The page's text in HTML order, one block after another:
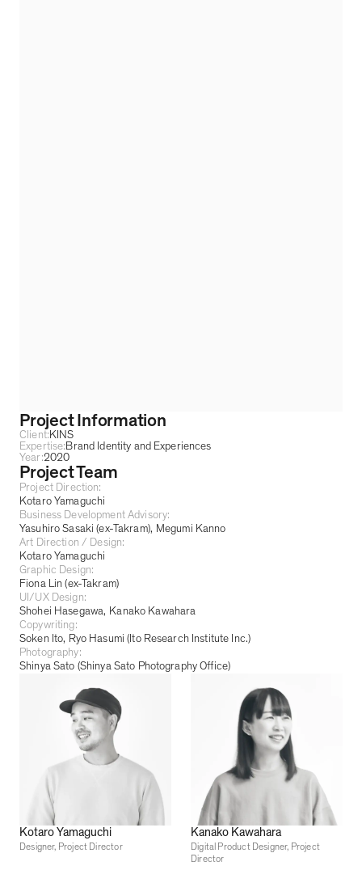
Project Information
Client: KINS
Expertise: Brand Identity and Experiences
Year:2020
Project Team
Project Direction:
Kotaro Yamaguchi
Business Development Advisory:
Yasuhiro Sasaki (ex-Takram)
Megumi Kanno
Art Direction / Design:
Kotaro Yamaguchi
Graphic Design:
Fiona Lin (ex-Takram)
UI/UX Design:
Shohei Hasegawa
Kanako Kawahara
Copywriting:
Soken Ito, Ryo Hasumi (Ito Research Institute Inc.)
Photography:
Shinya Sato (Shinya Sato Photography Office)
Kotaro Yamaguchi
Designer, Project Director
Kanako Kawahara
Digital Product Designer, Project
Director